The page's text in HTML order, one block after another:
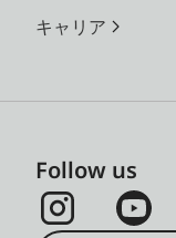
キャリア
Follow us